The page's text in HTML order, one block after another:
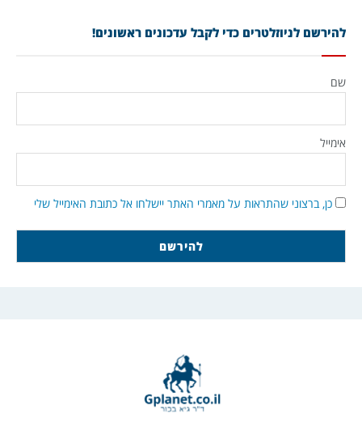
להירשם לניוזלטרים כדי לקבל עדכונים ראשונים!
שם
אימייל
כן, ברצוני שהתראות על מאמרי האתר יישלחו אל כתובת האימייל שלי